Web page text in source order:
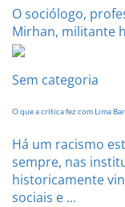
O sociólogo,
Mirhan, militante
Sem categoria
O que a crítica fez com Lima
Há um racismo
sempre, nas
historicamente
sociais e ...